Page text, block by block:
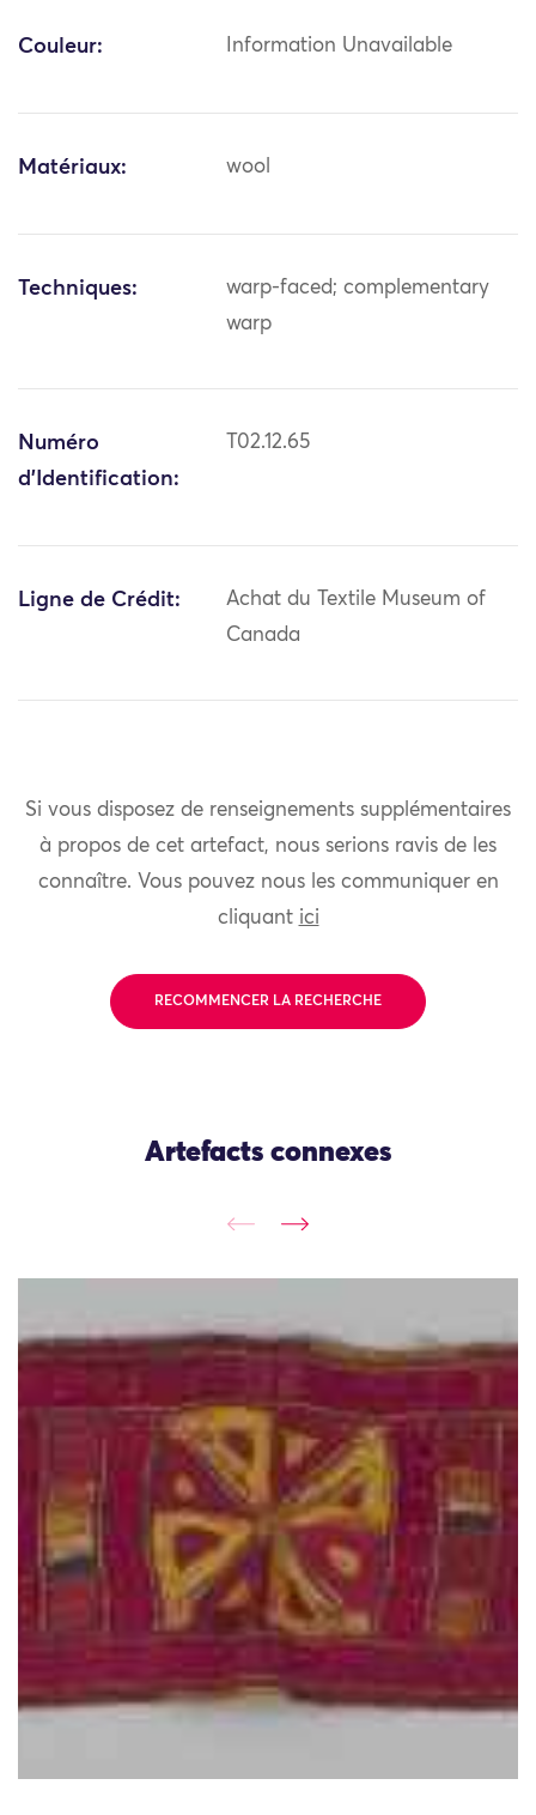
Couleur: Information Unavailable
Matériaux: wool
Techniques:
warp-faced; complementary
warp
Numéro
d'Identification:
T02.12.65
Ligne de Crédit:
Achat du Textile Museum of
Canada
Si vous disposez de renseignements supplémentaires
à propos de cet artefact, nous serions ravis de les
connaître. Vous pouvez nous les communiquer en
cliquant ici
RECOMMENCER LA RECHERCHE
Artefacts connexes